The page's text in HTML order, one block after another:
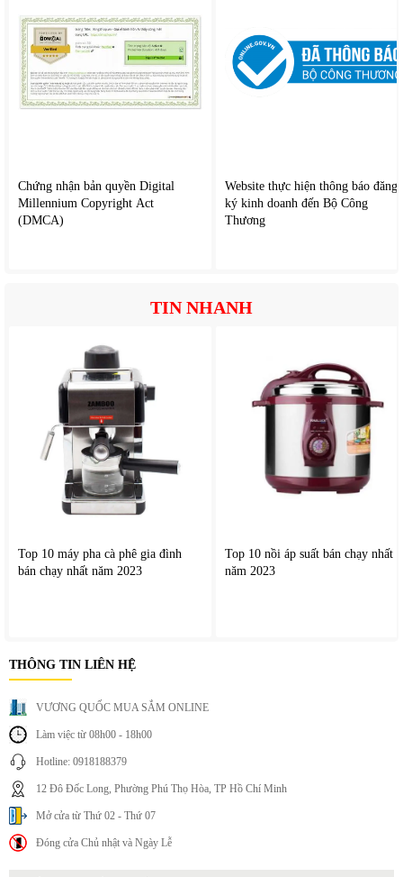
Chứng nhận bản quyền Digital
Millennium Copyright Act
(DMCA)
Website thực hiện thông báo đăng
ký kinh doanh đến Bộ Công
Thương
TIN NHANH
Top 10 máy pha cà phê gia đình
bán chạy nhất năm 2023
Top 10 nồi áp suất bán chạy nhất
năm 2023
THÔNG TIN LIÊN HỆ
VƯƠNG QUỐC MUA SẮM ONLINE
Làm việc từ 08h00 - 18h00
Hotline: 0918188379
12 Đô Đốc Long, Phường Phú Thọ Hòa, TP Hồ Chí Minh
Mở cửa từ Thứ 02 - Thứ 07
Đóng cửa Chủ nhật và Ngày Lễ